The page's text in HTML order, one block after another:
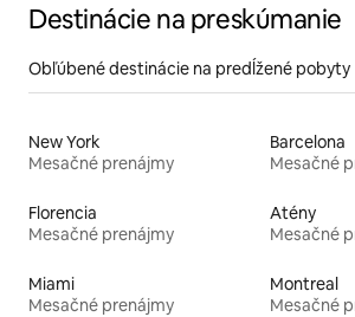
Destinácie na preskúmanie
Obľúbené destinácie na predĺžené pobyty
New York
Mesačné prenájmy
Barcelona
Mesačné
Florencia
Mesačné prenájmy
Atény
Mesačné
Miami
Mesačné prenájmy
Montreal
Mesačné